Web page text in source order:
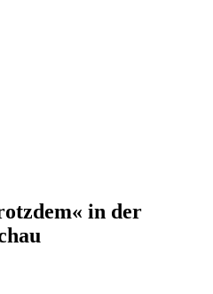
in der